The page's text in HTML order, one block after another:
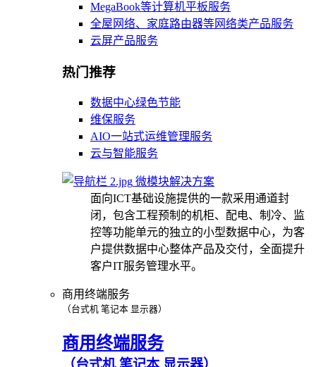
MegaBook等计算机平板服务
全屋网络、家庭路由器等网络类产品服务
云屏产品服务
热门推荐
数据中心绿色节能
维保服务
AIO一站式运维管理服务
云与智能服务
微模块解决方案
面向ICT基础设施提供的一款采用通道封
闭，包含工程预制的机柜、配电、制冷、监
控等功能单元的独立的小型数据中心，为客
户提供数据中心整体产品及交付，全面提升
客户IT服务管理水平。
商用终端服务
（台式机 笔记本 显示器）
商用终端服务